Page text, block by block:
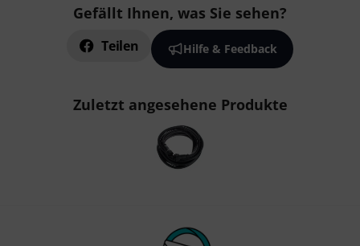
Gefällt Ihnen, was Sie sehen?
Teilen Hilfe & Feedback
Zuletzt angesehene Produkte